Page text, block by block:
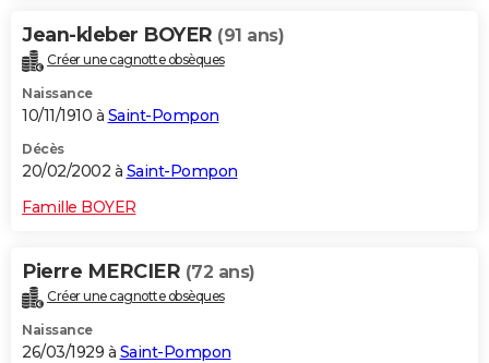
Jean-kleber BOYER (91 ans)
Créer une cagnotte obsèques
Naissance
10/11/1910 à Saint-Pompon
Décès
20/02/2002 à Saint-Pompon
Famille BOYER
Pierre MERCIER (72 ans)
Créer une cagnotte obsèques
Naissance
26/03/1929 à Saint-Pompon